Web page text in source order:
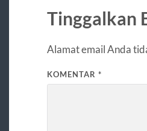
Tinggalkan
Alamat email Anda
KOMENTAR *